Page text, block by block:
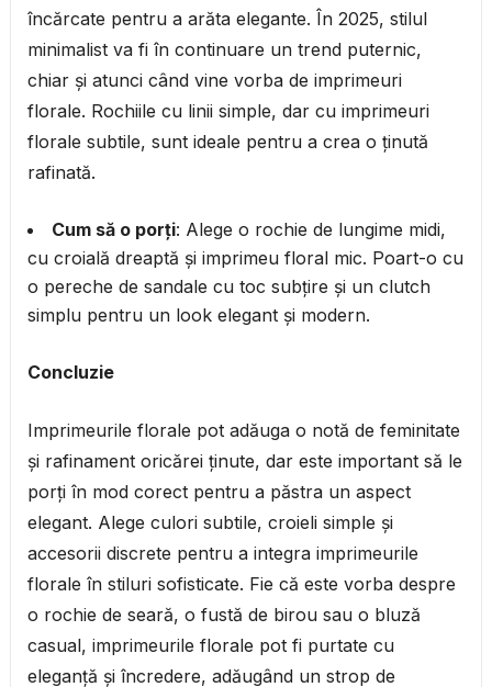
încărcate pentru a arăta elegante. În 2025, stilul
minimalist va fi în continuare un trend puternic,
chiar și atunci când vine vorba de imprimeuri
florale. Rochiile cu linii simple, dar cu imprimeuri
florale subtile, sunt ideale pentru a crea o ținută
rafinată.
Cum să o porți: Alege o rochie de lungime midi,
cu croială dreaptă și imprimeu floral mic. Poart-o cu
o pereche de sandale cu toc subțire și un clutch
simplu pentru un look elegant și modern.
Concluzie
Imprimeurile florale pot adăuga o notă de feminitate
și rafinament oricărei ținute, dar este important să le
porți în mod corect pentru a păstra un aspect
elegant. Alege culori subtile, croieli simple și
accesorii discrete pentru a integra imprimeurile
florale în stiluri sofisticate. Fie că este vorba despre
o rochie de seară, o fustă de birou sau o bluză
casual, imprimeurile florale pot fi purtate cu
eleganță și încredere, adăugând un strop de